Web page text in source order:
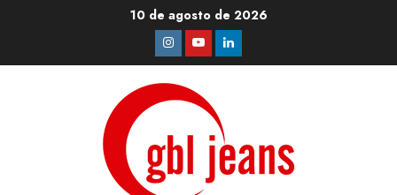
10 de agosto de 2026
Instagram
YoutubeLinkedin